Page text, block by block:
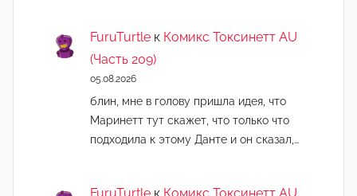
FuruTurtle к Комикс Токсинетт AU
(Часть 209)
05.08.2026
блин, мне в голову пришла идея, что
Маринетт тут скажет, что только что
подходила к этому Данте и он сказал,…